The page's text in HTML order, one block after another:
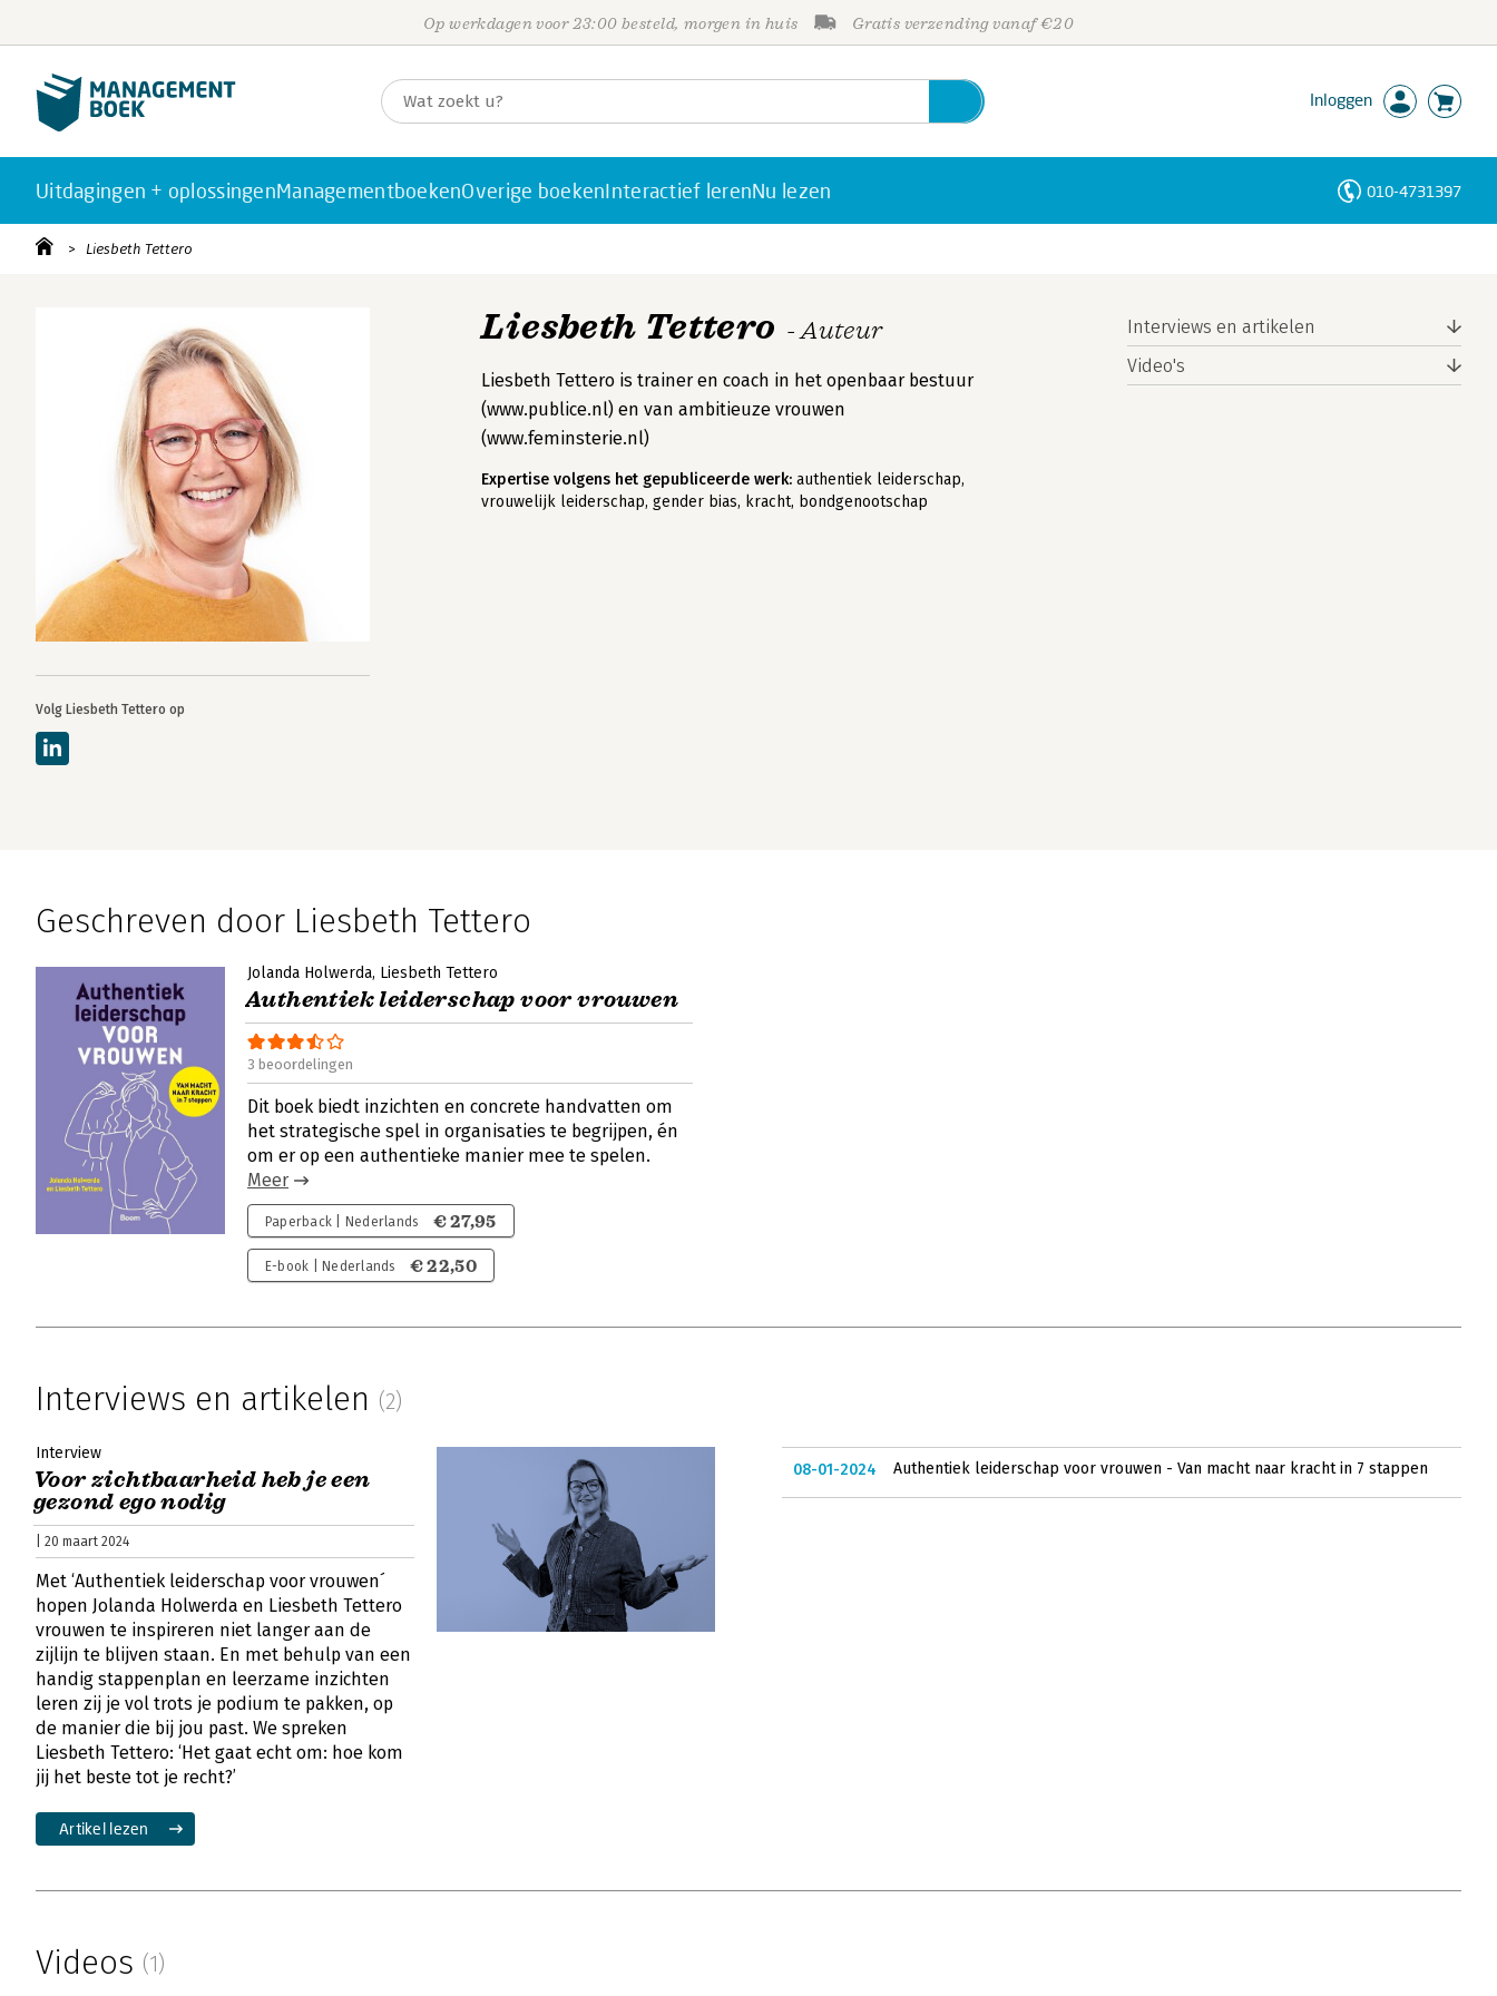
Op werkdagen voor 23:00 besteld, morgen in huis Gratis verzending vanaf €20
Inloggen
Uitdagingen + oplossingenManagementboekenOverige boekenInteractief lerenNu lezen 010-4731397
Liesbeth Tettero
Volg Liesbeth Tettero op
Liesbeth Tettero - Auteur
Liesbeth Tettero is trainer en coach in het openbaar bestuur
(www.publice.nl) en van ambitieuze vrouwen
(www.feminsterie.nl)
Expertise volgens het gepubliceerde werk: authentiek leiderschap,
vrouwelijk leiderschap, gender bias, kracht, bondgenootschap
Interviews en artikelen
Video's
Geschreven door Liesbeth Tettero
Jolanda Holwerda Liesbeth Tettero
Authentiek leiderschap voor vrouwen
3 beoordelingen
Dit boek biedt inzichten en concrete handvatten om
het strategische spel in organisaties te begrijpen, én
om er op een authentieke manier mee te spelen.
Meer
Paperback | Nederlands € 27,95
E-book | Nederlands € 22,50
Interviews en artikelen (2)
Interview
Voor zichtbaarheid heb je een
gezond ego nodig
| 20 maart 2024
Met ‘Authentiek leiderschap voor vrouwen´
hopen Jolanda Holwerda en Liesbeth Tettero
vrouwen te inspireren niet langer aan de
zijlijn te blijven staan. En met behulp van een
handig stappenplan en leerzame inzichten
leren zij je vol trots je podium te pakken, op
de manier die bij jou past. We spreken
Liesbeth Tettero: ‘Het gaat echt om: hoe kom
jij het beste tot je recht?’
Artikel lezen
08-01-2024 Authentiek leiderschap voor vrouwen - Van macht naar kracht in 7 stappen
Videos (1)
Personen